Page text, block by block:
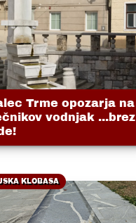
Trme opozarja na
vodnjak ...brez
KLOBASA